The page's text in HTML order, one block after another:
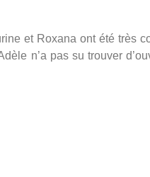
et Roxana ont été très
n’a pas su trouver